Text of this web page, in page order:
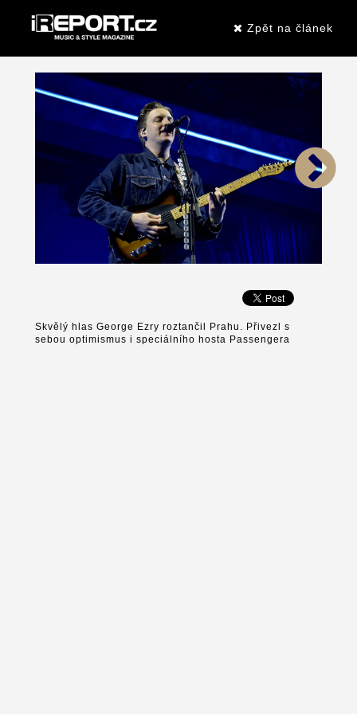
Zpět na článek
Skvělý hlas George Ezry roztančil Prahu. Přivezl s
sebou optimismus i speciálního hosta Passengera